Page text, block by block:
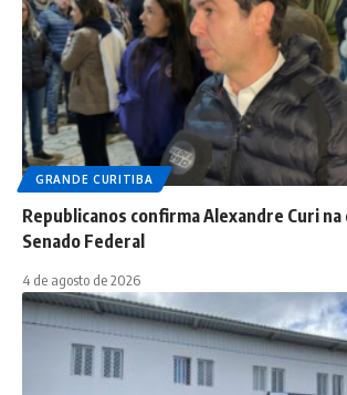
GRANDE CURITIBA
Republicanos confirma Alexandre Curi
Senado Federal
4 de agosto de 2026